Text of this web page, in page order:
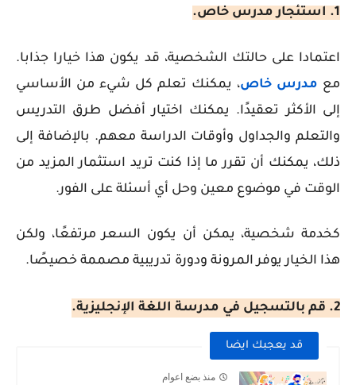
1. استئجار مدرس خاص.
اعتمادا على حالتك الشخصية، قد يكون هذا خيارا جذابا.
مع مدرس خاص، يمكنك تعلم كل شيء من الأساسي
إلى الأكثر تعقيدًا. يمكنك اختيار أفضل طرق التدريس
والتعلم والجداول وأوقات الدراسة معهم. بالإضافة إلى
ذلك، يمكنك أن تقرر ما إذا كنت تريد استثمار المزيد من
الوقت في موضوع معين وحل أي أسئلة على الفور.
كخدمة شخصية، يمكن أن يكون السعر مرتفعًا، ولكن
هذا الخيار يوفر المرونة ودورة تدريبية مصممة خصيصًا.
2. قم بالتسجيل في مدرسة اللغة الإنجليزية.
قد يعجبك ايضا
منذ بضع اعوام